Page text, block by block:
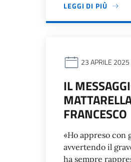
LEGGI DI PIÙ
23 APRILE 2025
IL
FRANCESCO
«Ho appreso con
avvertendo il
ha sempre